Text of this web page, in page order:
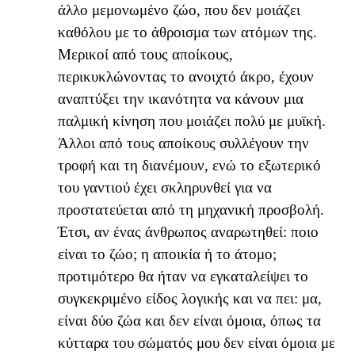
άλλο μεμονωμένο ζώο, που δεν μοιάζει
καθόλου με το άθροισμα των ατόμων της.
Μερικοί από τους αποίκους,
περικυκλώνοντας το ανοιχτό άκρο, έχουν
αναπτύξει την ικανότητα να κάνουν μια
παλμική κίνηση που μοιάζει πολύ με μυϊκή.
Άλλοι από τους αποίκους συλλέγουν την
τροφή και τη διανέμουν, ενώ το εξωτερικό
του γαντιού έχει σκληρυνθεί για να
προστατεύεται από τη μηχανική προσβολή.
Έτσι, αν ένας άνθρωπος αναρωτηθεί: ποιο
είναι το ζώο; η αποικία ή το άτομο;
προτιμότερο θα ήταν να εγκαταλείψει το
συγκεκριμένο είδος λογικής και να πει: μα,
είναι δύο ζώα και δεν είναι όμοια, όπως τα
κύτταρα του σώματός μου δεν είναι όμοια με